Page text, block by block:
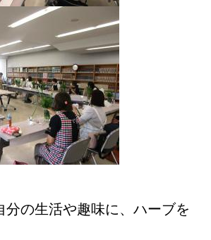
分の生活や趣味に、ハーブを